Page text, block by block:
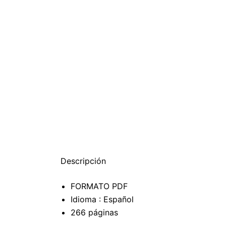
Descripción
FORMATO PDF
Idioma : Español
266 páginas